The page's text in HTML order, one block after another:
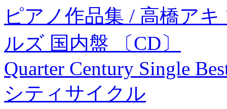
ピアノ作品集 / 高橋ア
ルズ 国内盤 〔CD〕
Quarter Century Single
シティサイクル